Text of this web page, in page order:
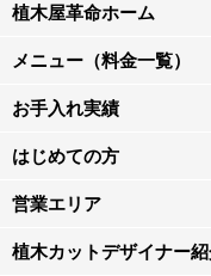
植木屋革命ホーム
メニュー（料金一覧）
お手入れ実績
はじめての方
営業エリア
植木カットデザイナー